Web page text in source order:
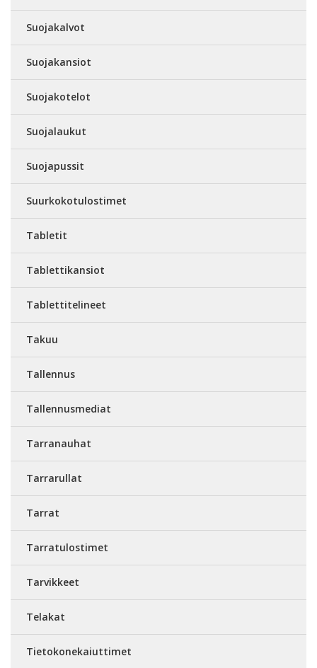
Suojakalvot
Suojakansiot
Suojakotelot
Suojalaukut
Suojapussit
Suurkokotulostimet
Tabletit
Tablettikansiot
Tablettitelineet
Takuu
Tallennus
Tallennusmediat
Tarranauhat
Tarrarullat
Tarrat
Tarratulostimet
Tarvikkeet
Telakat
Tietokonekaiuttimet